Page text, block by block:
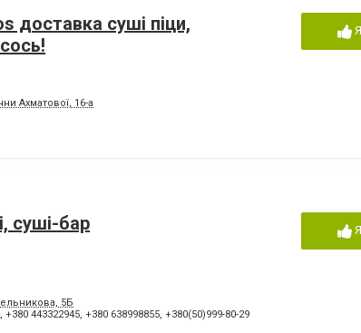
доставка суші піци,
Ахматової, 16-а
суші-бар
5Б
, +380 443322945, +380 638998855, +380(50)999-80-29